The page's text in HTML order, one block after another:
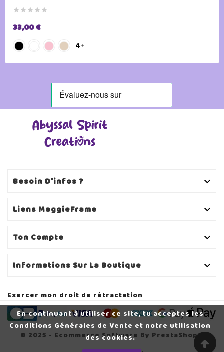
En continuant à utiliser ce site, tu acceptes les
Conditions Générales de Vente et notre utilisation
des cookies.
    
33,00 €
4 
HOODIE BRODÉ
Besoin D'infos ? 
Liens MaggieFrame 
Ton Compte 
Informations Sur La Boutique 
Exercer mon droit de rétractation
© 2025 - Ecommerce Software By PrestaShop™